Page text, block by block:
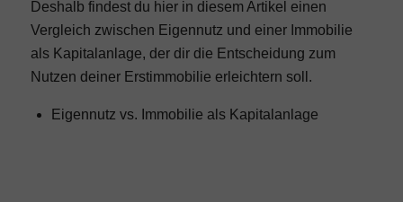
Deshalb findest du hier in diesem Artikel einen
Vergleich zwischen Eigennutz und einer Immobilie
als Kapitalanlage, der dir die Entscheidung zum
Nutzen deiner Erstimmobilie erleichtern soll.
Eigennutz vs. Immobilie als Kapitalanlage